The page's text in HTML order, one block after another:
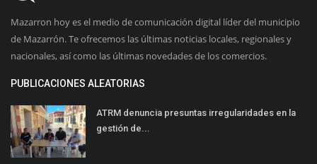
Mazarron hoy es el medio de comunicación digital líder del municipio
de Mazarrón. Te ofrecemos las últimas noticias locales, regionales y
nacionales, así como las últimas novedades de los comercios.
PUBLICACIONES ALEATORIAS
ATRM denuncia presuntas irregularidades en la
gestión de...